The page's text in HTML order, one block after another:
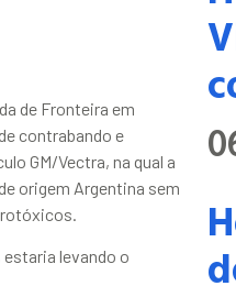
de Fronteira em
contrabando e
GM/Vectra, na qual a
origem Argentina sem
levando o